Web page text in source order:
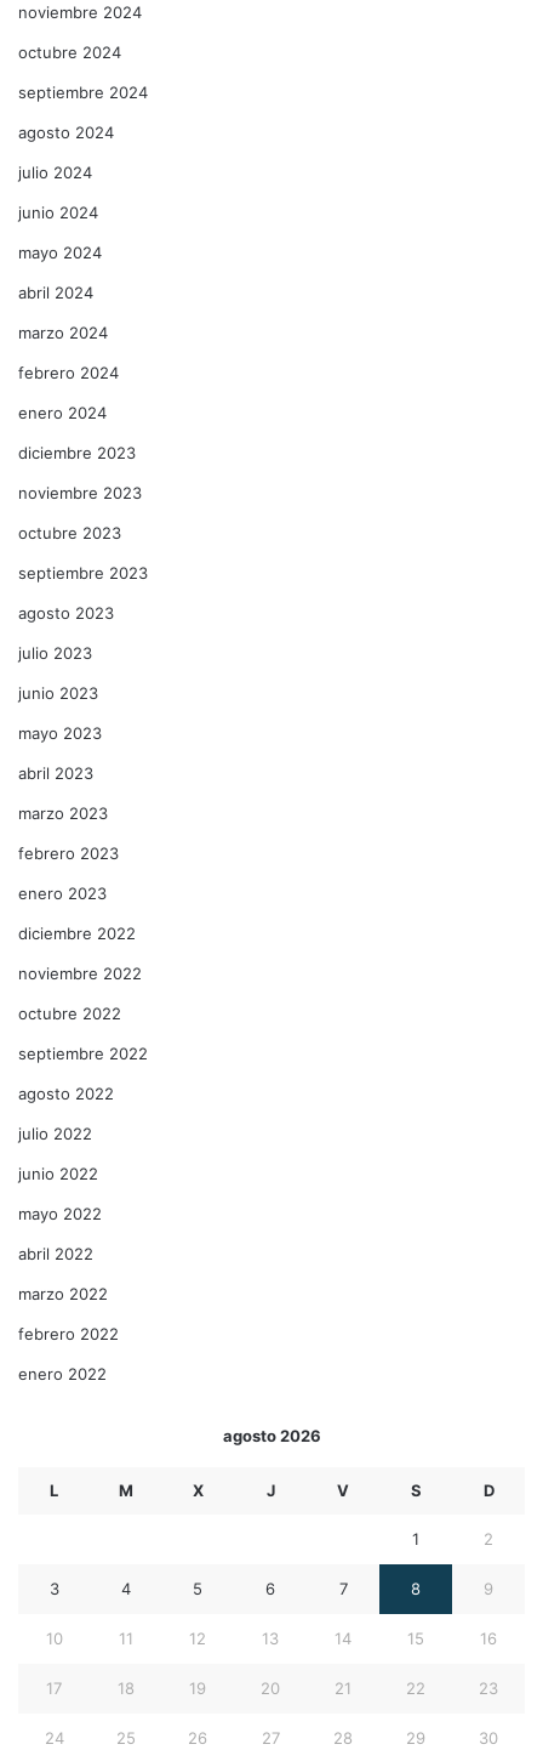
noviembre 2024
octubre 2024
septiembre 2024
agosto 2024
julio 2024
junio 2024
mayo 2024
abril 2024
marzo 2024
febrero 2024
enero 2024
diciembre 2023
noviembre 2023
octubre 2023
septiembre 2023
agosto 2023
julio 2023
junio 2023
mayo 2023
abril 2023
marzo 2023
febrero 2023
enero 2023
diciembre 2022
noviembre 2022
octubre 2022
septiembre 2022
agosto 2022
julio 2022
junio 2022
mayo 2022
abril 2022
marzo 2022
febrero 2022
enero 2022
agosto 2026
L M X J V S D
1 2
3 4 5 6 7 8 9
10 11 12 13 14 15 16
17 18 19 20 21 22 23
24 25 26 27 28 29 30